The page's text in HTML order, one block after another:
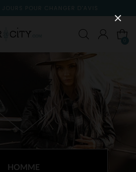
POUR CHANGER D'AVIS
RAYON
HOMME